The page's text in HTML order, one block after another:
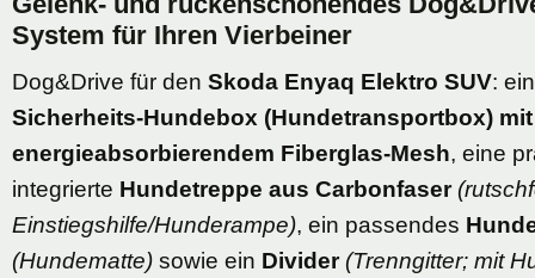
System für Ihren Vierbeiner
Dog&Drive für den Skoda Enyaq Elektro SUV:
Sicherheits-Hundebox (Hundetransportbox) mit
energieabsorbierendem Fiberglas-Mesh, eine
integrierte Hundetreppe aus Carbonfaser
Einstiegshilfe/Hunderampe), ein passendes
(Hundematte) sowie ein Divider (Trenngitter; mit